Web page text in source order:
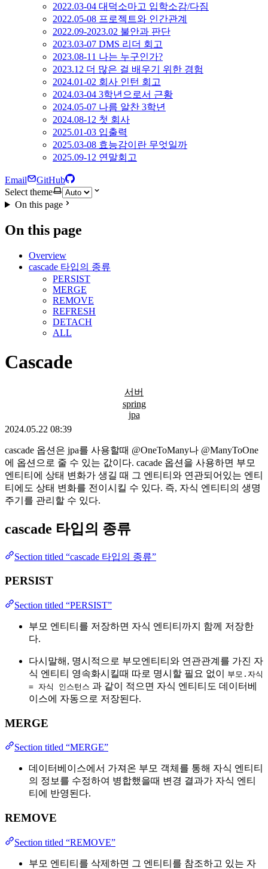
2022.03-04 대덕소마고 입학소감/다짐
2022.05-08 프로젝트와 인간관계
2022.09-2023.02 불안과 판단
2023.03-07 DMS 리더 회고
2023.08-11 나는 누구인가?
2023.12 더 많은 걸 배우기 위한 경험
2024.01-02 회사 인턴 회고
2024.03-04 3학년으로서 근황
2024.05-07 나름 알찬 3학년
2024.08-12 첫 회사
2025.01-03 입출력
2025.03-08 효능감이란 무엇일까
2025.09-12 연말회고
Email
GitHub
Select theme
On this page
On this page
Overview
cascade 타입의 종류
PERSIST
MERGE
REMOVE
REFRESH
DETACH
ALL
Cascade
서버
spring
jpa
2024.05.22 08:39
cascade 옵션은 jpa를 사용할때 @OneToMany나 @ManyToOne
에 옵션으로 줄 수 있는 값이다. cacade 옵션을 사용하면 부모
엔티티에 상태 변화가 생길 때 그 엔티티와 연관되어있는 엔티
티에도 상태 변화를 전이시킬 수 있다. 즉, 자식 엔티티의 생명
주기를 관리할 수 있다.
cascade 타입의 종류
Section titled “cascade 타입의 종류”
PERSIST
Section titled “PERSIST”
부모 엔티티를 저장하면 자식 엔티티까지 함께 저장한
다.
다시말해, 명시적으로 부모엔티티와 연관관계를 가진 자
식 엔티티 영속화시킬때 따로 명시할 필요 없이
부모.자식
= 자식 인스턴스 과 같이 적으면 자식 엔티티도 데이터베
이스에 자동으로 저장된다.
MERGE
Section titled “MERGE”
데이터베이스에서 가져온 부모 객체를 통해 자식 엔티티
의 정보를 수정하여 병합했을때 변경 결과가 자식 엔티
티에 반영된다.
REMOVE
Section titled “REMOVE”
부모 엔티티를 삭제하면 그 엔티티를 참조하고 있는 자